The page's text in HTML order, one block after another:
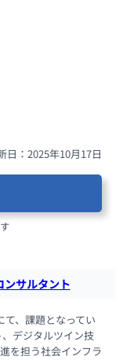
日：2025年10月17日
ンサルタント
て、課題となってい
デジタルツイン技
を担う社会インフラ